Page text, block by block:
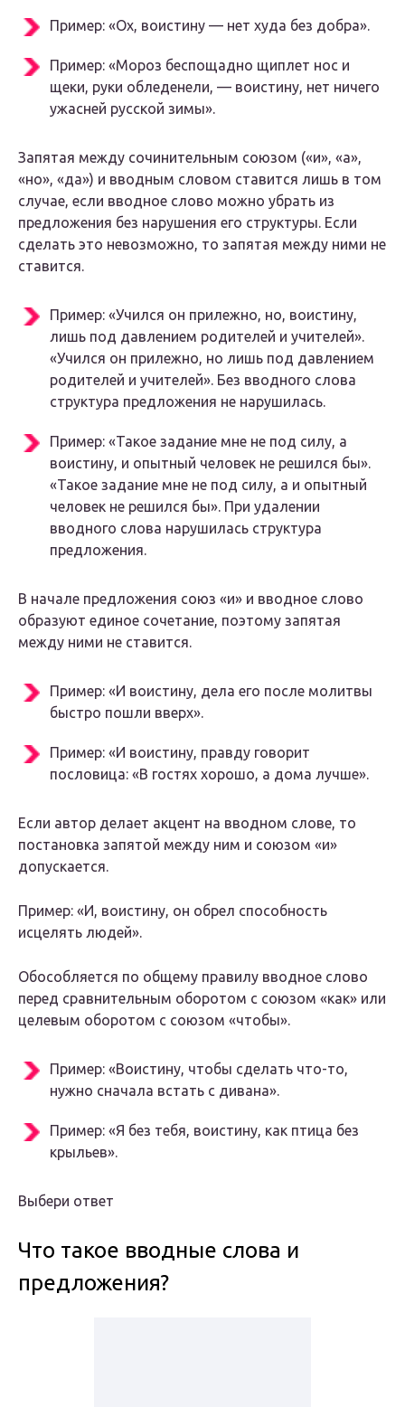
Пример: «Ох, воистину — нет худа без добра».
Пример: «Мороз беспощадно щиплет нос и
щеки, руки обледенели, — воистину, нет ничего
ужасней русской зимы».
Запятая между сочинительным союзом («и», «а»,
«но», «да») и вводным словом ставится лишь в том
случае, если вводное слово можно убрать из
предложения без нарушения его структуры. Если
сделать это невозможно, то запятая между ними не
ставится.
Пример: «Учился он прилежно, но, воистину,
лишь под давлением родителей и учителей».
«Учился он прилежно, но лишь под давлением
родителей и учителей». Без вводного слова
структура предложения не нарушилась.
Пример: «Такое задание мне не под силу, а
воистину, и опытный человек не решился бы».
«Такое задание мне не под силу, а и опытный
человек не решился бы». При удалении
вводного слова нарушилась структура
предложения.
В начале предложения союз «и» и вводное слово
образуют единое сочетание, поэтому запятая
между ними не ставится.
Пример: «И воистину, дела его после молитвы
быстро пошли вверх».
Пример: «И воистину, правду говорит
пословица: «В гостях хорошо, а дома лучше».
Если автор делает акцент на вводном слове, то
постановка запятой между ним и союзом «и»
допускается.
Пример: «И, воистину, он обрел способность
исцелять людей».
Обособляется по общему правилу вводное слово
перед сравнительным оборотом с союзом «как» или
целевым оборотом с союзом «чтобы».
Пример: «Воистину, чтобы сделать что-то,
нужно сначала встать с дивана».
Пример: «Я без тебя, воистину, как птица без
крыльев».
Выбери ответ
Что такое вводные слова и
предложения?